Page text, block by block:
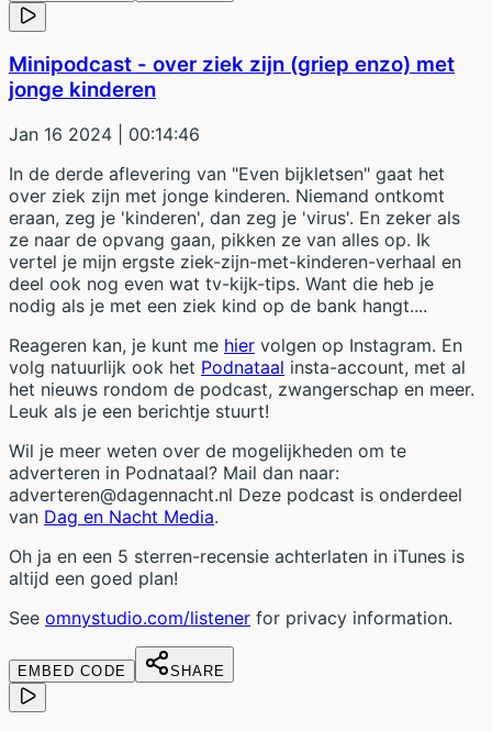
Minipodcast - over ziek zijn (griep enzo) met
jonge kinderen
Jan 16 2024 | 00:14:46
In de derde aflevering van "Even bijkletsen" gaat het
over ziek zijn met jonge kinderen. Niemand ontkomt
eraan, zeg je 'kinderen', dan zeg je 'virus'. En zeker als
ze naar de opvang gaan, pikken ze van alles op. Ik
vertel je mijn ergste ziek-zijn-met-kinderen-verhaal en
deel ook nog even wat tv-kijk-tips. Want die heb je
nodig als je met een ziek kind op de bank hangt....
Reageren kan, je kunt me hier volgen op Instagram. En
volg natuurlijk ook het Podnataal insta-account, met al
het nieuws rondom de podcast, zwangerschap en meer.
Leuk als je een berichtje stuurt!
Wil je meer weten over de mogelijkheden om te
adverteren in Podnataal? Mail dan naar:
adverteren@dagennacht.nl Deze podcast is onderdeel
van Dag en Nacht Media.
Oh ja en een 5 sterren-recensie achterlaten in iTunes is
altijd een goed plan!
See omnystudio.com/listener for privacy information.
EMBED CODE SHARE